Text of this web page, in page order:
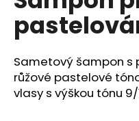
Sametový šampon
růžové pastelové
vlasy s výškou tónu
u
m
e